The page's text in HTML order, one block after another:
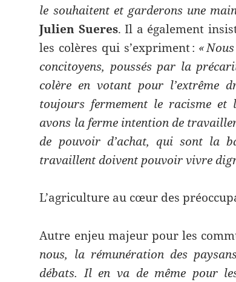
le souhaitent et garderons une
Julien Sueres. Il a également
les colères qui s’expriment : «
concitoyens, poussés par la
colère en votant pour l’extrême
toujours fermement le racisme et
avons la ferme intention de
de pouvoir d’achat, qui sont la
travaillent doivent pouvoir vivre
L’agriculture au cœur des
Autre enjeu majeur pour les
nous, la rémunération des
débats. Il en va de même pour